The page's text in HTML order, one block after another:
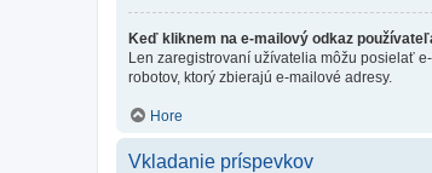
Keď kliknem na e-mailový odkaz
Len zaregistrovaní užívatelia môžu posielať
robotov, ktorý zbierajú e-mailové adresy.
Hore
Vkladanie príspevkov